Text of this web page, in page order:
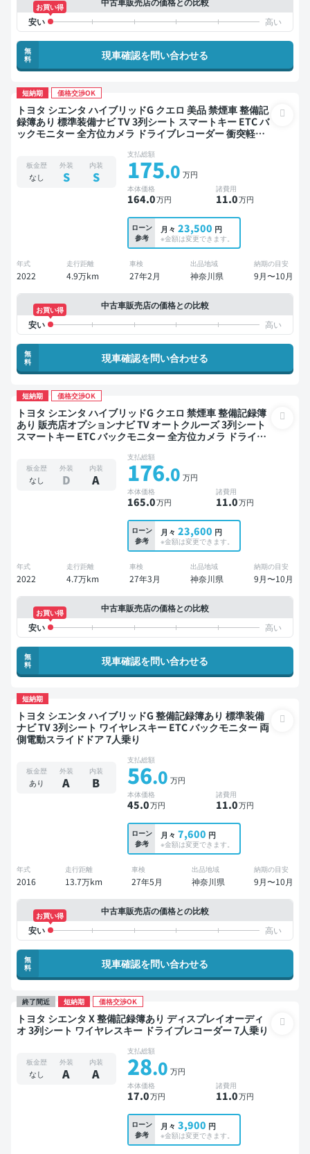
お買い得
無
料
現車確認を問い合わせる
短納期 価格交渉OK
トヨタ シエンタ ハイブリッドG クエロ 美品 禁煙車 整備記
録簿あり 標準装備ナビ TV 3列シート スマートキー ETC バ
ックモニター 全方位カメラ ドライブレコーダー 衝突軽減
板金歴
なし
外装
S
内装
S
支払総額
175.0 万円
本体価格
164.0万円
諸費用
11.0万円
ローン
参考
月々 23,500 円
※金額は変更できます。
年式
2022
走行距離
4.9万km
車検
27年2月
出品地域
神奈川県
納期の目安
9月〜10月
中古車販売店の価格との比較
お買い得
無
料
現車確認を問い合わせる
短納期 価格交渉OK
トヨタ シエンタ ハイブリッドG クエロ 禁煙車 整備記録簿
あり 販売店オプションナビ TV オートクルーズ 3列シート
スマートキー ETC バックモニター 全方位カメラ ドライブ
板金歴
なし
外装
D
内装
A
支払総額
176.0 万円
本体価格
165.0万円
諸費用
11.0万円
ローン
参考
月々 23,600 円
※金額は変更できます。
年式
2022
走行距離
4.7万km
車検
27年3月
出品地域
神奈川県
納期の目安
9月〜10月
中古車販売店の価格との比較
お買い得
無
料
現車確認を問い合わせる
短納期
トヨタ シエンタ ハイブリッドG 整備記録簿あり 標準装備
ナビ TV 3列シート ワイヤレスキー ETC バックモニター 両
側電動スライドドア 7人乗り
板金歴
あり
外装
A
内装
B
支払総額
56.0 万円
本体価格
45.0万円
諸費用
11.0万円
ローン
参考
月々 7,600 円
※金額は変更できます。
年式
2016
走行距離
13.7万km
車検
27年5月
出品地域
神奈川県
納期の目安
9月〜10月
中古車販売店の価格との比較
お買い得
無
料
現車確認を問い合わせる
終了間近 短納期 価格交渉OK
トヨタ シエンタ X 整備記録簿あり ディスプレイオーディ
オ 3列シート ワイヤレスキー ドライブレコーダー 7人乗り
板金歴
なし
外装
A
内装
A
支払総額
28.0 万円
本体価格
17.0万円
諸費用
11.0万円
ローン
参考
月々 3,900 円
※金額は変更できます。